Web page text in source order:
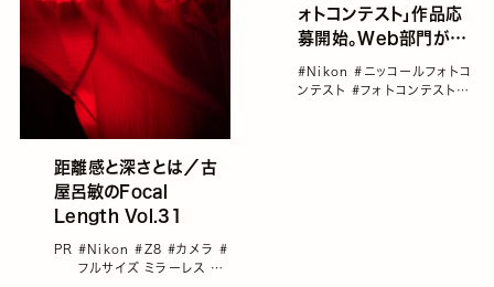
距離感と深さとは／古
屋呂敏のFocal
Length Vol.31
PR #Nikon#Z8#カメラ#
フルサイズ ミラーレス #
ォトコンテスト」作品応
募開始。Web部門が
「自由」「ネイチャー」「ア
ンダー35」の3カテゴリ
#Nikon#ニッコールフォトコ
ンテスト #フォトコンテスト#